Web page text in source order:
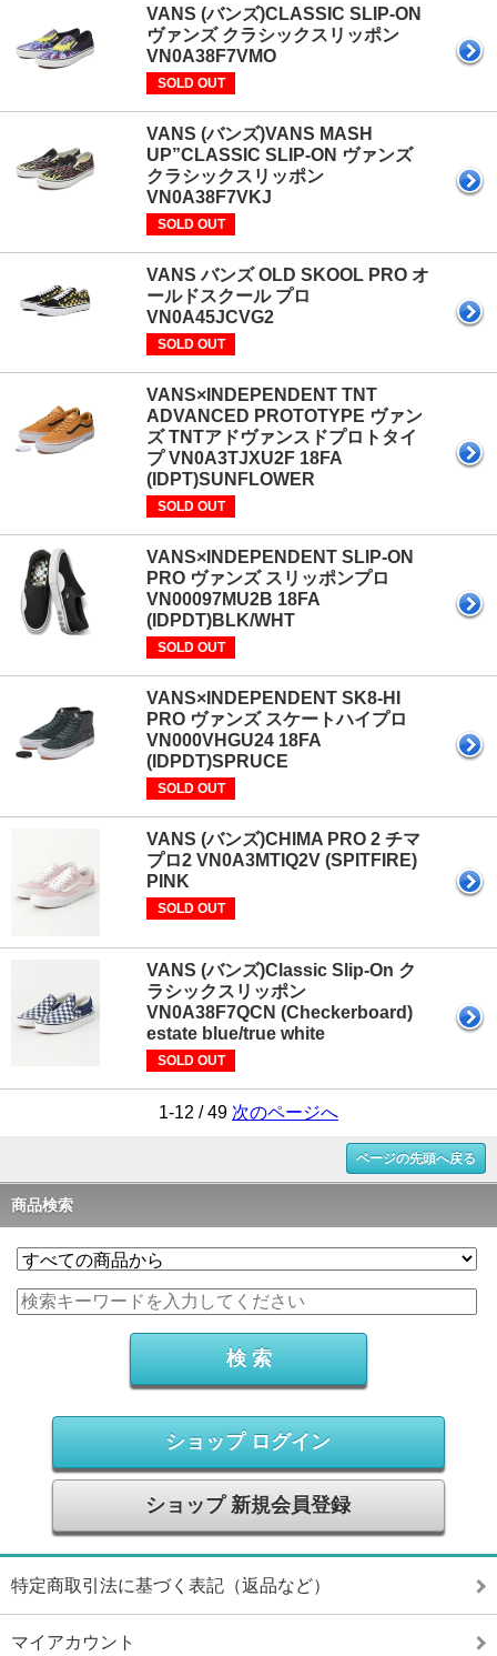
VANS (バンズ)CLASSIC SLIP-ON
ヴァンズ クラシックスリッポン
VN0A38F7VMO
SOLD OUT
VANS (バンズ)VANS MASH
UP”CLASSIC SLIP-ON ヴァンズ
クラシックスリッポン
VN0A38F7VKJ
SOLD OUT
VANS バンズ OLD SKOOL PRO オ
ールドスクール プロ
VN0A45JCVG2
SOLD OUT
VANS×INDEPENDENT TNT
ADVANCED PROTOTYPE ヴァン
ズ TNTアドヴァンスドプロトタイ
プ VN0A3TJXU2F 18FA
(IDPT)SUNFLOWER
SOLD OUT
VANS×INDEPENDENT SLIP-ON
PRO ヴァンズ スリッポンプロ
VN00097MU2B 18FA
(IDPDT)BLK/WHT
SOLD OUT
VANS×INDEPENDENT SK8-HI
PRO ヴァンズ スケートハイプロ
VN000VHGU24 18FA
(IDPDT)SPRUCE
SOLD OUT
VANS (バンズ)CHIMA PRO 2 チマ
プロ2 VN0A3MTIQ2V (SPITFIRE)
PINK
SOLD OUT
VANS (バンズ)Classic Slip-On ク
ラシックスリッポン
VN0A38F7QCN (Checkerboard)
estate blue/true white
SOLD OUT
1-12 / 49 次のページへ
ページの先頭へ戻る
商品検索
ショップ ログイン
ショップ 新規会員登録
特定商取引法に基づく表記（返品など）
マイアカウント